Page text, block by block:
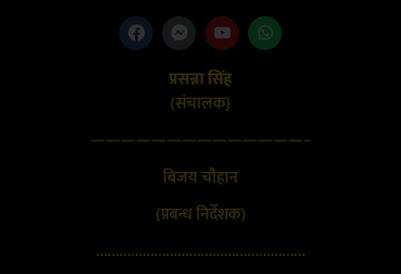
प्रसन्ना सिंह
(संचालक}
——————————————–
बिजय चौहान
(प्रबन्ध निर्देशक)
………………………………………………